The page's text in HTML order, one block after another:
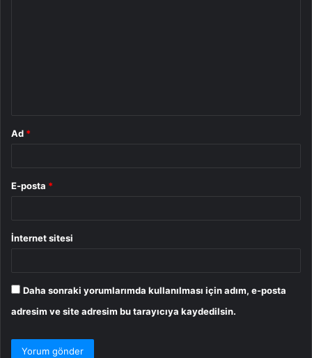
Ad *
E-posta *
İnternet sitesi
Daha sonraki yorumlarımda kullanılması için adım, e-posta
adresim ve site adresim bu tarayıcıya kaydedilsin.